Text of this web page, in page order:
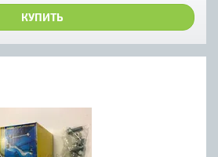
КУПИТЬ